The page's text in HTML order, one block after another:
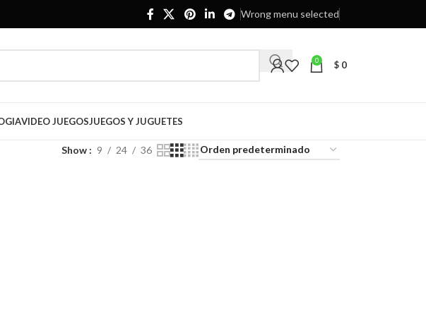
Wrong menu selected
0 $ 0
VIDEO JUEGOSJUEGOS Y JUGUETES
Show 9 24 36